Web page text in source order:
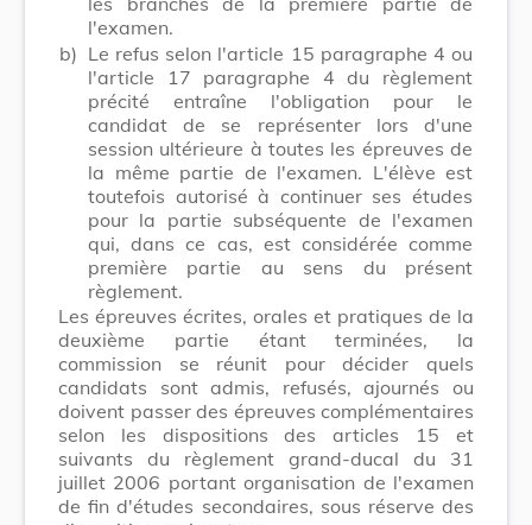
l'examen.
b) Le refus selon l'article 15 paragraphe 4 ou
l'article 17 paragraphe 4 du règlement
précité entraîne l'obligation pour le
candidat de se représenter lors d'une
session ultérieure à toutes les épreuves de
la même partie de l'examen. L'élève est
toutefois autorisé à continuer ses études
pour la partie subséquente de l'examen
qui, dans ce cas, est considérée comme
première partie au sens du présent
règlement.
Les épreuves écrites, orales et pratiques de la
deuxième partie étant terminées, la
commission se réunit pour décider quels
candidats sont admis, refusés, ajournés ou
doivent passer des épreuves complémentaires
selon les dispositions des articles 15 et
suivants du règlement grand-ducal du 31
juillet 2006 portant organisation de l'examen
de fin d'études secondaires, sous réserve des